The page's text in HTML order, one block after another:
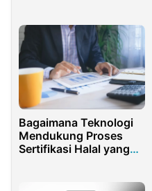
Bagaimana Teknologi
Mendukung Proses
Sertifikasi Halal yang